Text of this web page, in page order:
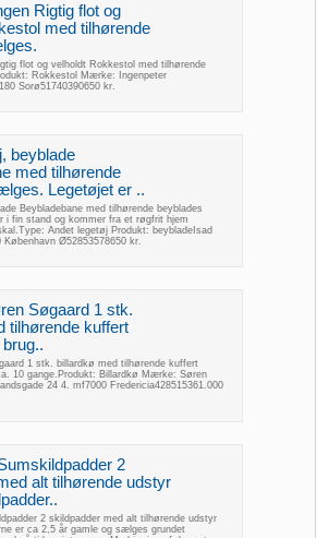
Rigtig flot og
med tilhørende
flot og velholdt Rokkestol med tilhørende
Rokkestol Mærke: Ingenpeter
Sorø51740390650 kr.
beyblade
med tilhørende
Legetøjet er ..
Beybladebane med tilhørende beyblades
i fin stand og kommer fra et røgfrit hjem
Andet legetøj Produkt: beybladeIsad
København Ø52853578650 kr.
Søgaard 1 stk.
tilhørende kuffert
1 stk. billardkø med tilhørende kuffert
10 gange.Produkt: Billardkø Mærke: Søren
24 4. mf7000 Fredericia428515361.000
2
alt tilhørende udstyr
2 skildpadder med alt tilhørende udstyr
er ca 2,5 år gamle og sælges grundet